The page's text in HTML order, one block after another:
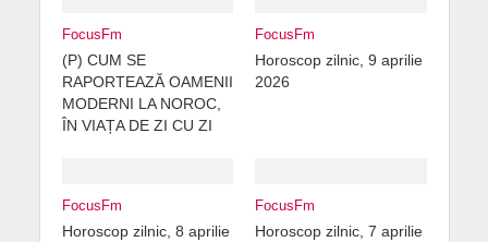
FocusFm
(P) CUM SE
RAPORTEAZĂ OAMENII
MODERNI LA NOROC,
ÎN VIAȚA DE ZI CU ZI
FocusFm
Horoscop zilnic, 9 aprilie
2026
FocusFm
Horoscop zilnic, 8 aprilie
FocusFm
Horoscop zilnic, 7 aprilie